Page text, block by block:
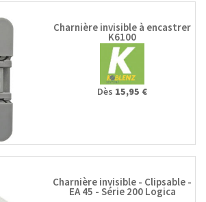
Charnière invisible à encastrer
K6100
Dès 15,95 €
Charnière invisible - Clipsable -
EA 45 - Série 200 Logica